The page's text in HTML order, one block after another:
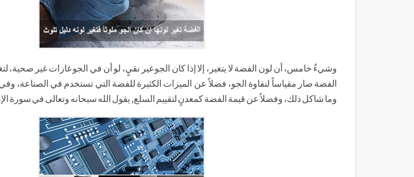
وشيءٌ خامس، أن لون الفضة لا يتغير، إلا إذا كان الجو غير نقيٍ، لو أن في الجو غازات غير صحية،
الفضة صار مقياساً لنقاوة الجو، فضلاً عن الميزات الكثيرة للفضة التي تستخدم في الصناعة،
وما شاكل ذلك، وفضلاً عن قيمة الفضة كمعدنٍ لتقييم السلع, يقول الله سبحانه وتعالى في سورة